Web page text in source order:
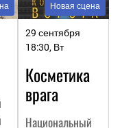
Новая сцена
29 сентября
18:30, Вт
Косметика
врага
Национальный